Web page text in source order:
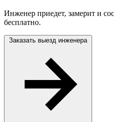
Инженер приедет, замерит и
бесплатно.
Заказать выезд инженера